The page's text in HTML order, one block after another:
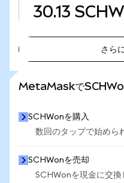
30.13
さら
MetaMaskで
SCHWonを購入
数回のタップで始めら
SCHWonを売却
SCHWonを現金に交換